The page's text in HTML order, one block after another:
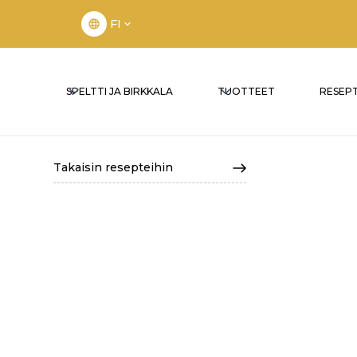
FI
SPELTTI JA BIRKKALA TUOTTEET
Takaisin resepteihin